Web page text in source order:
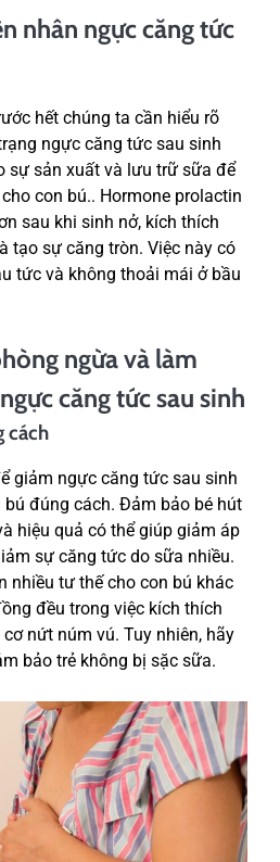
nhân ngực căng tức
hết chúng ta cần hiểu rõ
ngực căng tức sau sinh
sự sản xuất và lưu trữ sữa để
con bú.. Hormone prolactin
sau khi sinh nở, kích thích
tạo sự căng tròn. Việc này có
tức và không thoải mái ở bầu
ngừa và làm
căng tức sau sinh
cách
giảm ngực căng tức sau sinh
bú đúng cách. Đảm bảo bé hút
hiệu quả có thể giúp giảm áp
sự căng tức do sữa nhiều.
nhiều tư thế cho con bú khác
đều trong việc kích thích
nứt núm vú. Tuy nhiên, hãy
bảo trẻ không bị sặc sữa.